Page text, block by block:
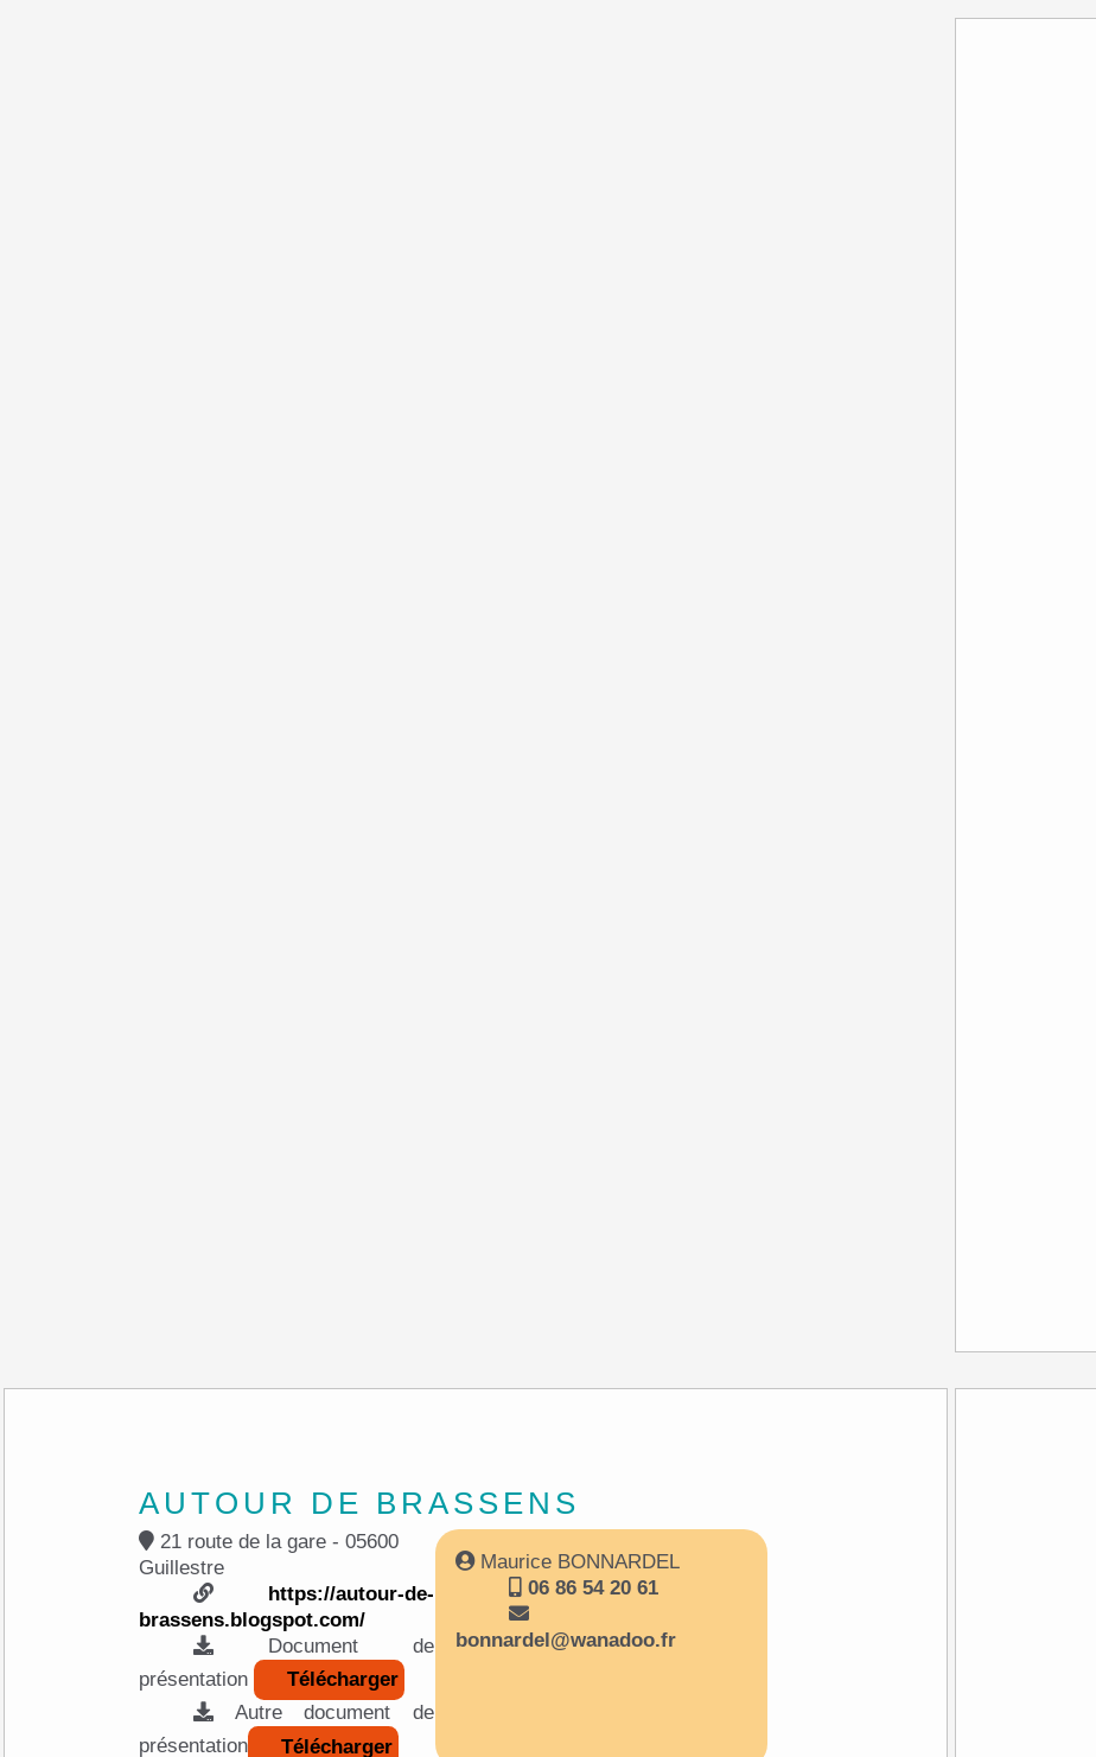
AUTOUR DE BRASSENS
21 route de la gare - 05600
Guillestre
https://autour-de-
brassens.blogspot.com/
Document de
présentation
Télécharger
Autre document de
présentation
Télécharger
Maurice BONNARDEL
06 86 54 20 61
bonnardel@wanadoo.fr